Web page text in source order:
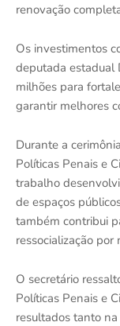
renovação
Os investimentos
deputada estadual
milhões para
garantir melhores
Durante a
Políticas Penais e
trabalho
de espaços
também contribui
ressocialização
O secretário
Políticas Penais e
resultados tanto